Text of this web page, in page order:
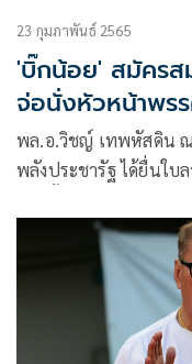
23 กุมภาพันธ์ 2565
'บิ๊กน้อย' สมัครส
จ่อนั่งหัวหน้าพร
พล.อ.วิชญ์​ เทพหัสดิน​ ณ​
พลังประชารัฐ​ ได้ยื่นใบ
เข้าสมัครเป็นสมาชิกพ
ต้องรอให้มีการประชุม